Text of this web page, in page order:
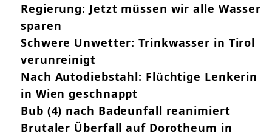
Regierung: Jetzt müssen wir alle Wasser
sparen
Schwere Unwetter: Trinkwasser in Tirol
verunreinigt
Nach Autodiebstahl: Flüchtige Lenkerin
in Wien geschnappt
Bub (4) nach Badeunfall reanimiert
Brutaler Überfall auf Dorotheum in